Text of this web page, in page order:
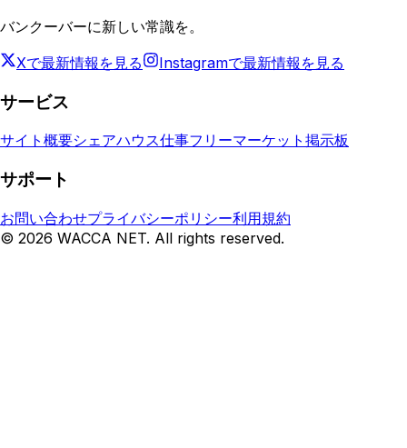
バンクーバーに新しい常識を。
Xで最新情報を見る
Instagramで最新情報を見る
サービス
サイト概要シェアハウス仕事フリーマーケット 掲示板
サポート
お問い合わせプライバシーポリシー利用規約
© 2026 WACCA NET. All rights reserved.